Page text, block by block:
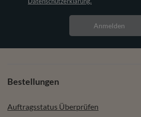
Anmelden
Bestellungen
Auftragsstatus Überprüfen